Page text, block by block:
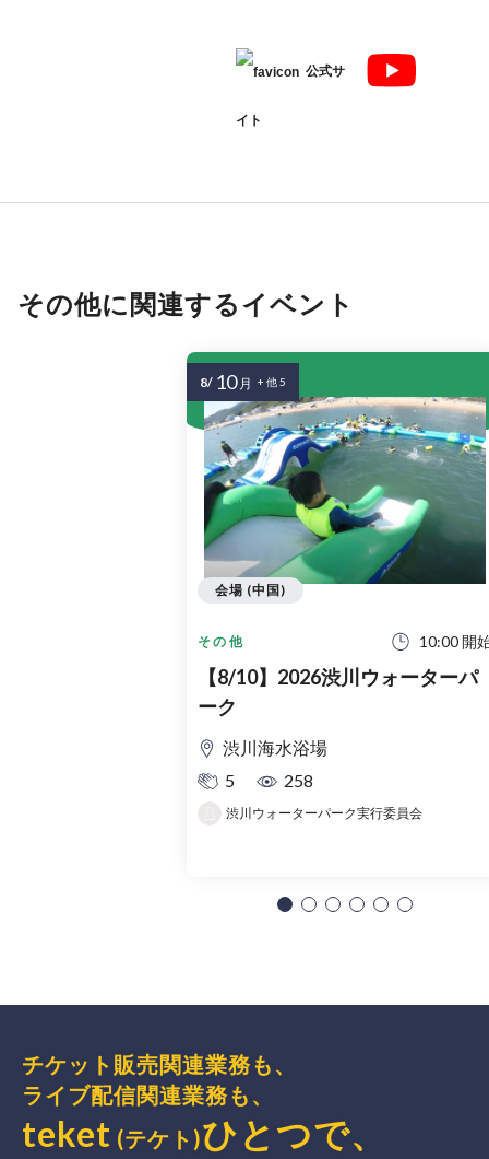
公式サ
イト
その他に関連するイベント
その他 10:00 開
【8/10】2026渋川ウォーターパ
ーク
渋川海水浴場
5
258
渋川ウォーターパーク実行委員会
会場 (中国)
8/ 10 月 + 他 5
チケット販売関連業務も、
ライブ配信関連業務も、
teket (テケト)ひとつで、